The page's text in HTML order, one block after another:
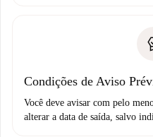
Condições de Aviso
Você deve avisar com pelo
alterar a data de saída, salvo